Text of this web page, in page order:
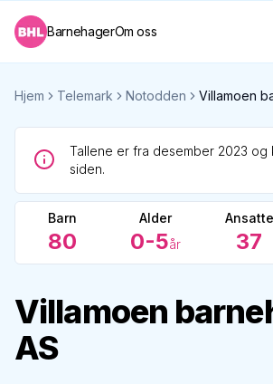
BarnehagerOm oss
Hjem Telemark Notodden Villamoen
Tallene er fra desember 2023
siden.
Barn
80
Alder
0-5år
Ansatte
37
Villamoen
AS